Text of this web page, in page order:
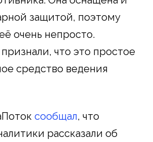
защитой, поэтому
очень непросто.
что это простое
средство ведения
сообщал, что
рассказали об